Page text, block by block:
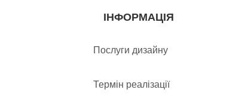
ІНФОРМАЦІЯ
Послуги дизайну
Термін реалізації